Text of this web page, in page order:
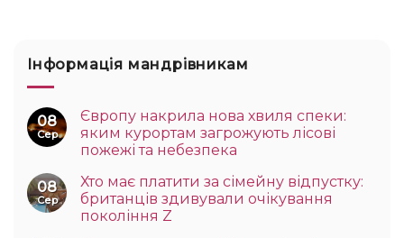
Інформація мандрівникам
08
Сер
Європу накрила нова хвиля спеки:
яким курортам загрожують лісові
пожежі та небезпека
08
Сер
Хто має платити за сімейну відпустку:
британців здивували очікування
покоління Z